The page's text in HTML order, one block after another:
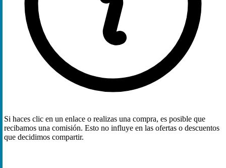
Si haces clic en un enlace o realizas una compra, es posible que
recibamos una comisión. Esto no influye en las ofertas o descuentos
que decidimos compartir.